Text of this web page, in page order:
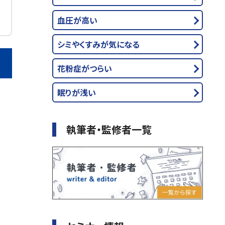
血圧が高い
シミやくすみが気になる
花粉症がつらい
眠りが浅い
執筆者・監修者一覧